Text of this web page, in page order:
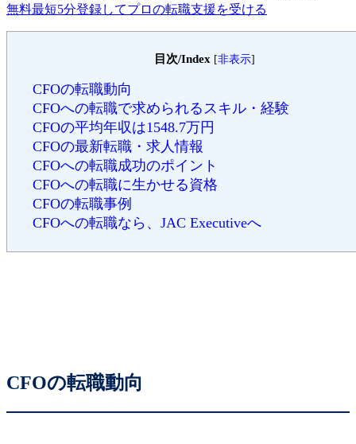
無料最短5分登録してプロの転職支援を受ける
目次/Index [非表示]
CFOの転職動向
CFOへの転職で求められるスキル・経験
CFOの平均年収は1548.7万円
CFOの最新転職・求人情報
CFOへの転職成功のポイント
CFOへの転職に生かせる資格
CFOの転職事例
CFOへの転職なら、JAC Executiveへ
CFOの転職動向